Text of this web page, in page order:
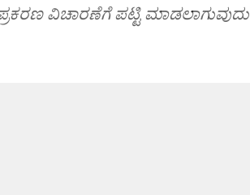
ವಿಚಾರಣೆಗೆ ಪಟ್ಟಿ ಮಾಡಲಾಗುವುದು